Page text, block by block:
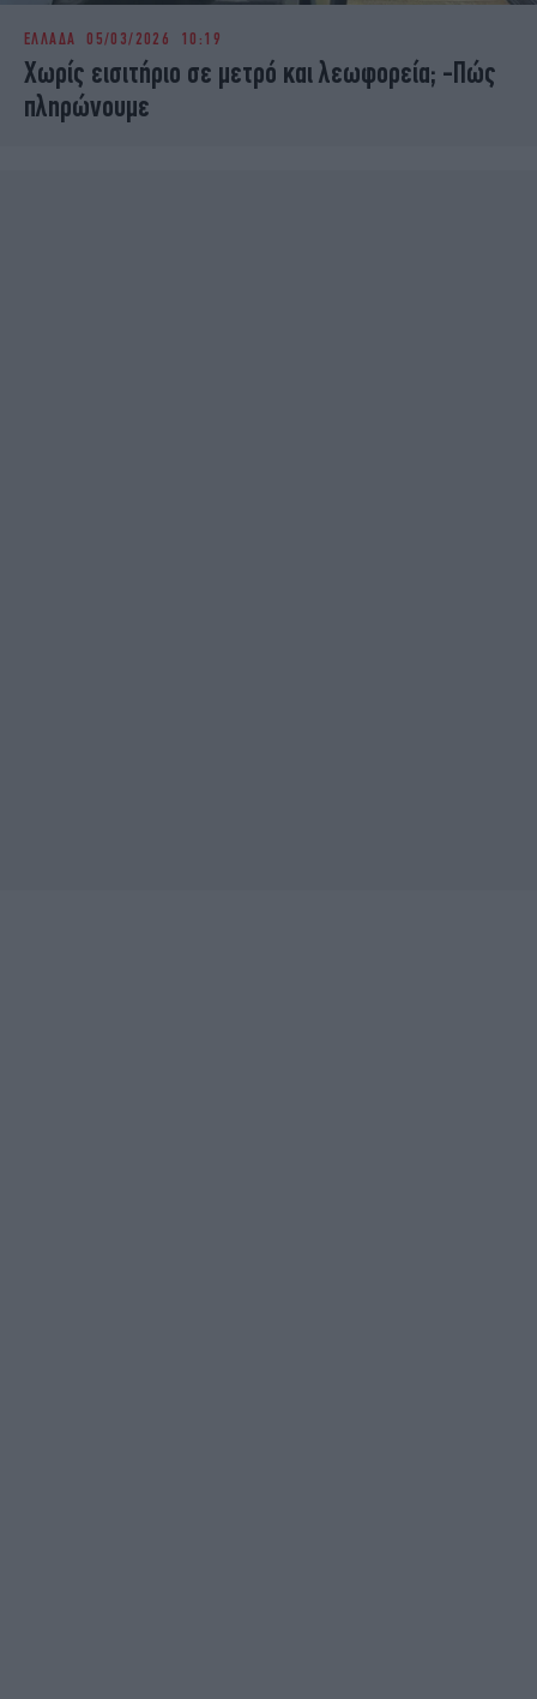
ΕΛΛΑΔΑ 05/03/2026 10:19
Χωρίς εισιτήριο σε μετρό και λεωφορεία; -Πώς
πληρώνουμε